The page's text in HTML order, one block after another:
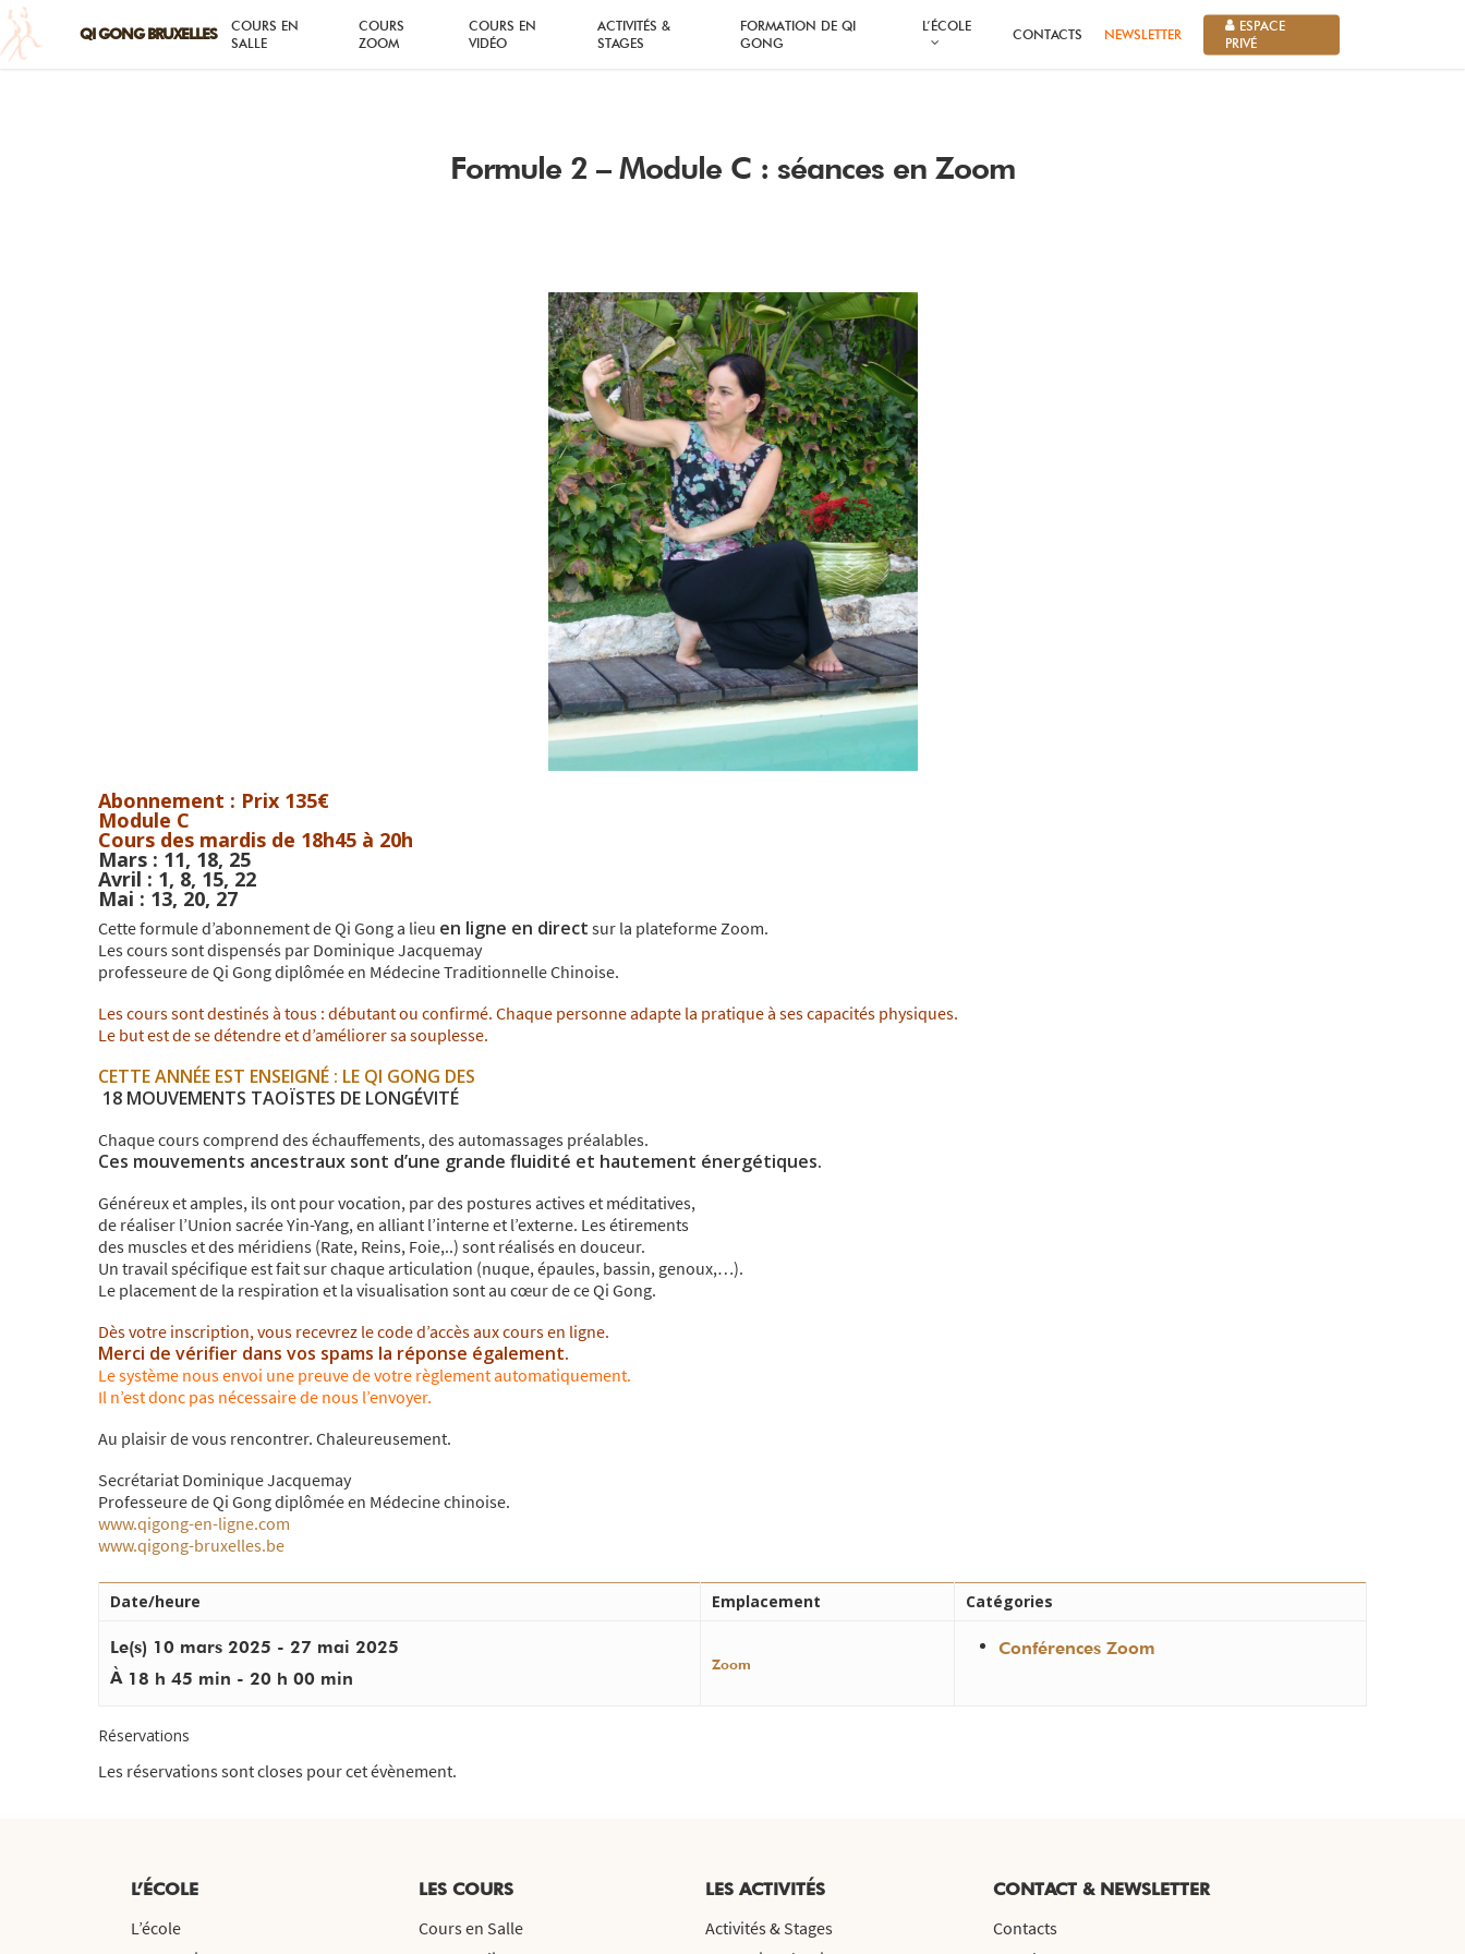
COURS EN
SALLE
COURS
ZOOM
COURS EN
VIDÉO
ACTIVITÉS &
STAGES
FORMATION DE QI
GONG
L’ÉCOLE
CONTACTS NEWSLETTER
ESPACE
PRIVÉ
Formule 2 – Module C : séances en Zoom
Abonnement : Prix 135€
Module C
Cours des mardis de 18h45 à 20h
Mars : 11, 18, 25
Avril : 1, 8, 15, 22
Mai : 13, 20, 27
Cette formule d’abonnement de Qi Gong a lieu en ligne en direct sur la plateforme Zoom.
Les cours sont dispensés par Dominique Jacquemay
professeure de Qi Gong diplômée en Médecine Traditionnelle Chinoise.
Les cours sont destinés à tous : débutant ou confirmé. Chaque personne adapte la pratique à ses capacités physiques.
Le but est de se détendre et d’améliorer sa souplesse.
CETTE ANNÉE EST ENSEIGNÉ : LE QI GONG DES
18 MOUVEMENTS TAOÏSTES DE LONGÉVITÉ
Chaque cours comprend des échauffements, des automassages préalables.
Ces mouvements ancestraux sont d’une grande fluidité et hautement énergétiques.
Généreux et amples, ils ont pour vocation, par des postures actives et méditatives,
de réaliser l’Union sacrée Yin-Yang, en alliant l’interne et l’externe. Les étirements
des muscles et des méridiens (Rate, Reins, Foie,..) sont réalisés en douceur.
Un travail spécifique est fait sur chaque articulation (nuque, épaules, bassin, genoux,…).
Le placement de la respiration et la visualisation sont au cœur de ce Qi Gong.
Dès votre inscription, vous recevrez le code d’accès aux cours en ligne.
Merci de vérifier dans vos spams la réponse également.
Le système nous envoi une preuve de votre règlement automatiquement.
Il n’est donc pas nécessaire de nous l’envoyer.
Au plaisir de vous rencontrer. Chaleureusement.
Secrétariat Dominique Jacquemay
Professeure de Qi Gong diplômée en Médecine chinoise.
www.qigong-en-ligne.com
www.qigong-bruxelles.be
Date/heure Emplacement Catégories
Le(s) 10 mars 2025 - 27 mai 2025
À 18 h 45 min - 20 h 00 min
Zoom
Conférences Zoom
Réservations
Les réservations sont closes pour cet évènement.
L’ÉCOLE
L’école
LES COURS
Cours en Salle
LES ACTIVITÉS
Activités & Stages
CONTACT & NEWSLETTER
Contacts